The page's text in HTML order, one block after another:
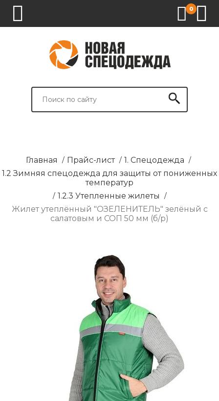
0
СПЕЦОДЕЖДА
СПЕЦОБУВЬ
СРЕДСТВА
ВСПОМОГАТЕЛЬНЫЕ
БРЕНДИРОВАНИЕ
Главная / Прайс-лист / 1. Спецодежда /
1.2 Зимняя спецодежда для защиты от пониженных
температур
/ 1.2.3 Утепленные жилеты /
Жилет утеплённый "ОЗЕЛЕНИТЕЛЬ" зелёный с
салатовым и СОП 50 мм (б/р)